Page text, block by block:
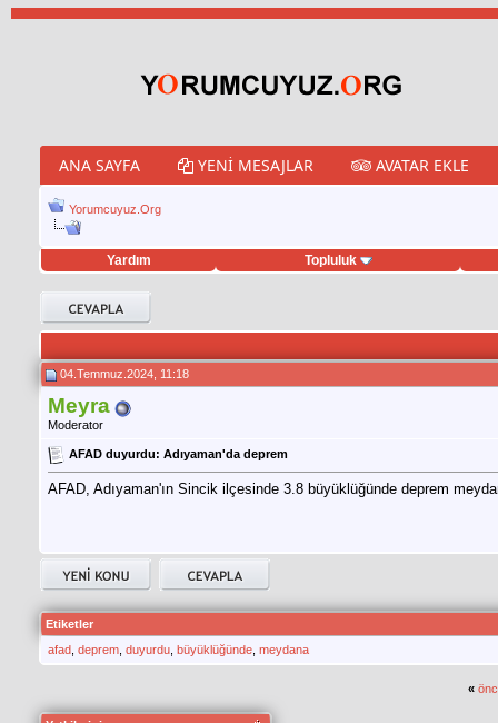
ANA SAYFA YENI MESAJLAR AVATAR EKLE
Yorumcuyuz.Org
Yardım Topluluk
hilesi
04.Temmuz.2024, 11:18
Meyra
Moderator
AFAD duyurdu: Adıyaman'da deprem
AFAD, Adıyaman'ın Sincik ilçesinde 3.8 büyüklüğünde deprem
Etiketler
afad deprem duyurdu büyüklüğünde meydana
«